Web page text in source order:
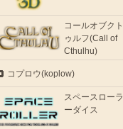
コールオブクト
ゥルフ(Call of
Cthulhu)
コプロウ(koplow)
スペースローラ
ーダイス